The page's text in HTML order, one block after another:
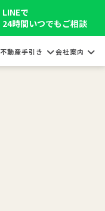
LINEで
24時間いつでもご相談
不動産手引き 会社案内